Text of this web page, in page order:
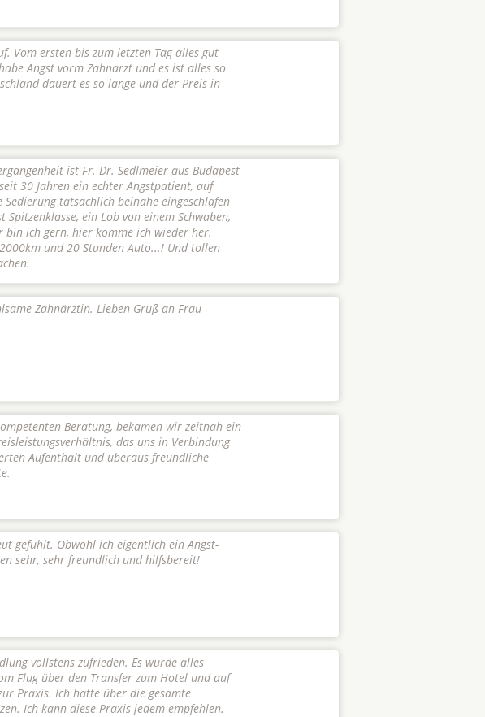
Vom ersten bis zum letzten Tag alles gut
Angst vorm Zahnarzt und es ist alles so
dauert es so lange und der Preis in
ist Fr. Dr. Sedlmeier aus Budapest
30 Jahren ein echter Angstpatient, auf
tatsächlich beinahe eingeschlafen
ein Lob von einem Schwaben,
bin ich gern, hier komme ich wieder her.
und 20 Stunden Auto...! Und tollen
Zahnärztin. Lieben Gruß an Frau
Beratung, bekamen wir zeitnah ein
das uns in Verbindung
Aufenthalt und überaus freundliche
gefühlt. Obwohl ich eigentlich ein Angst-
sehr, sehr freundlich und hilfsbereit!
vollstens zufrieden. Es wurde alles
Flug über den Transfer zum Hotel und auf
Praxis. Ich hatte über die gesamte
Ich kann diese Praxis jedem empfehlen.